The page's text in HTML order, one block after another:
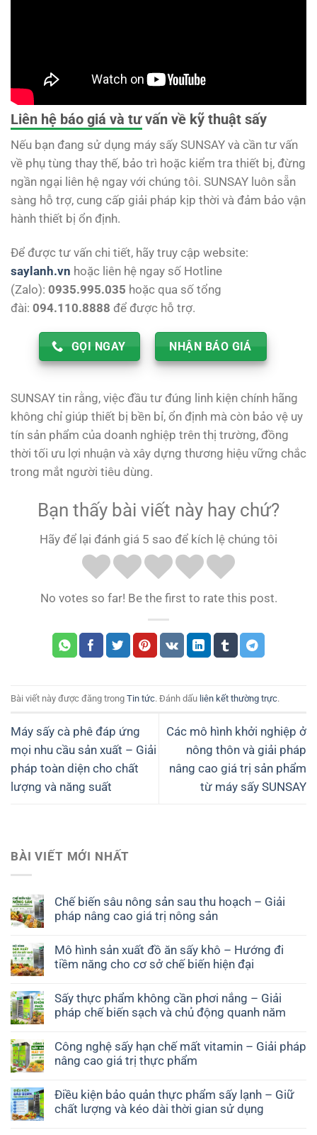
BÀI VIẾT MỚI NHẤT
Chế biến sâu nông sản sau thu hoạch – Giải
pháp nâng cao giá trị nông sản
Mô hình sản xuất đồ ăn sấy khô – Hướng đi
tiềm năng cho cơ sở chế biến hiện đại
Sấy thực phẩm không cần phơi nắng – Giải
pháp chế biến sạch và chủ động quanh năm
Công nghệ sấy hạn chế mất vitamin – Giải pháp
nâng cao giá trị thực phẩm
Điều kiện bảo quản thực phẩm sấy lạnh – Giữ
chất lượng và kéo dài thời gian sử dụng
Liên hệ báo giá và tư vấn về kỹ thuật sấy
Nếu bạn đang sử dụng máy sấy SUNSAY và cần tư vấn
về phụ tùng thay thế, bảo trì hoặc kiểm tra thiết bị, đừng
ngần ngại liên hệ ngay với chúng tôi. SUNSAY luôn sẵn
sàng hỗ trợ, cung cấp giải pháp kịp thời và đảm bảo vận
hành thiết bị ổn định.
Để được tư vấn chi tiết, hãy truy cập website:
saylanh.vn hoặc liên hệ ngay số Hotline
(Zalo): 0935.995.035 hoặc qua số tổng
đài: 094.110.8888 để được hỗ trợ.
GỌI NGAY NHẬN BÁO GIÁ
SUNSAY tin rằng, việc đầu tư đúng linh kiện chính hãng
không chỉ giúp thiết bị bền bỉ, ổn định mà còn bảo vệ uy
tín sản phẩm của doanh nghiệp trên thị trường, đồng
thời tối ưu lợi nhuận và xây dựng thương hiệu vững chắc
trong mắt người tiêu dùng.
Bạn thấy bài viết này hay chứ?
Hãy để lại đánh giá 5 sao để kích lệ chúng tôi
No votes so far! Be the first to rate this post.
Bài viết này được đăng trong Tin tức. Đánh dấu liên kết thường trực.
Máy sấy cà phê đáp ứng
mọi nhu cầu sản xuất – Giải
pháp toàn diện cho chất
lượng và năng suất
Các mô hình khởi nghiệp ở
nông thôn và giải pháp
nâng cao giá trị sản phẩm
từ máy sấy SUNSAY